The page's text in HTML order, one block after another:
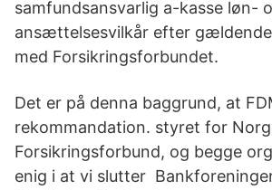
samfundsansvarlig a-kasse løn-
ansættelsesvilkår efter
med Forsikringsforbundet.
Det er på denna baggrund, at
rekommandation. styret for
Forsikringsforbund, og begge
enig i at vi slutter